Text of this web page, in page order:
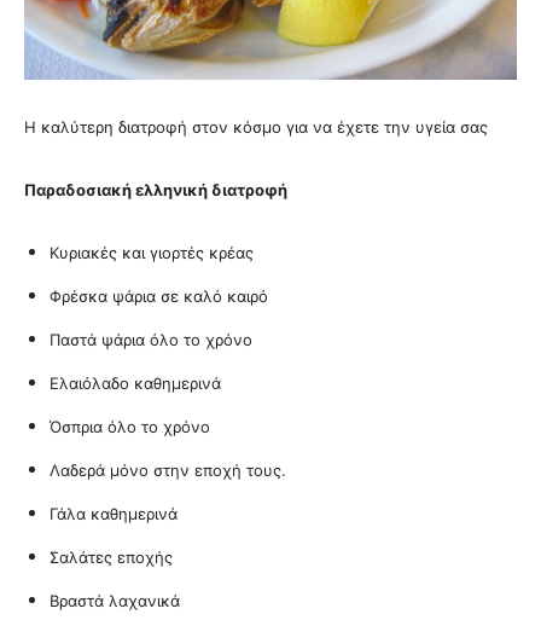
Η καλύτερη διατροφή στον κόσμο για να έχετε την υγεία σας
Παραδοσιακή ελληνική διατροφή
Κυριακές και γιορτές κρέας
Φρέσκα ψάρια σε καλό καιρό
Παστά ψάρια όλο το χρόνο
Ελαιόλαδο καθημερινά
Όσπρια όλο το χρόνο
Λαδερά μόνο στην εποχή τους.
Γάλα καθημερινά
Σαλάτες εποχής
Βραστά λαχανικά